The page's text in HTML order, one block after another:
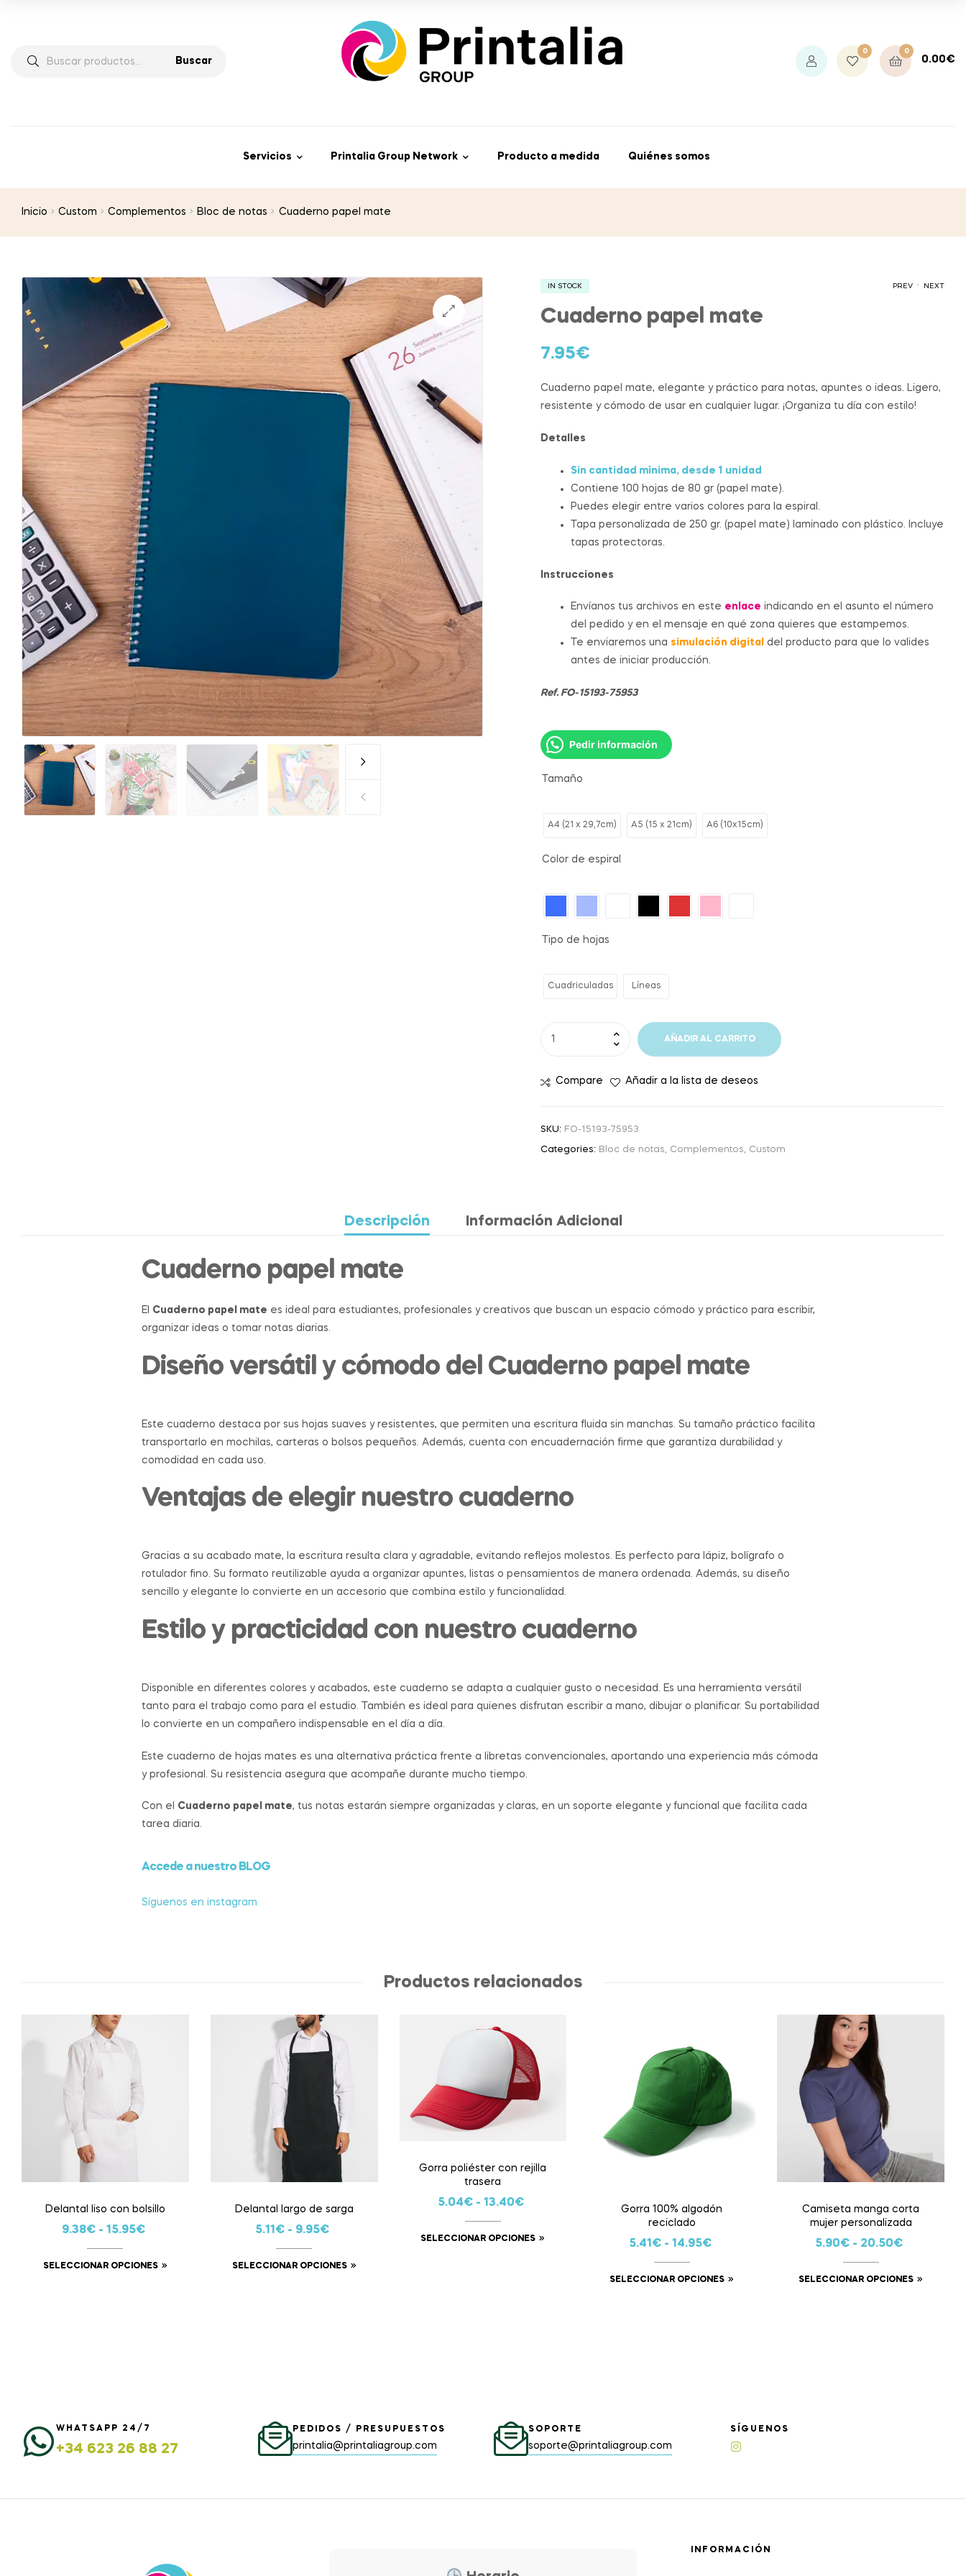
Buscar
0 0
0.00€
Servicios Printalia Group Network Producto a medida Quiénes somos
Inicio Custom Complementos Bloc de notas Cuaderno papel mate
PREV NEXT
IN STOCK
Cuaderno papel mate
7.95€
Cuaderno papel mate, elegante y práctico para notas, apuntes o ideas. Ligero,
resistente y cómodo de usar en cualquier lugar. ¡Organiza tu día con estilo!
Detalles
Sin cantidad mínima, desde 1 unidad
Contiene 100 hojas de 80 gr (papel mate).
Puedes elegir entre varios colores para la espiral.
Tapa personalizada de 250 gr. (papel mate) laminado con plástico. Incluye
tapas protectoras.
Instrucciones
Envíanos tus archivos en este enlace indicando en el asunto el número
del pedido y en el mensaje en qué zona quieres que estampemos.
Te enviaremos una simulación digital del producto para que lo valides
antes de iniciar producción.
Ref. FO-15193-75953
Pedir información
Tamaño
A4 (21 x 29,7cm) A5 (15 x 21cm) A6 (10x15cm)
Color de espiral
Tipo de hojas
Cuadriculadas Líneas
AÑADIR AL CARRITO
Compare Añadir a la lista de deseos
SKU: FO-15193-75953
Categories: Bloc de notas, Complementos, Custom
Descripción Información Adicional
Cuaderno papel mate
El Cuaderno papel mate es ideal para estudiantes, profesionales y creativos que buscan un espacio cómodo y práctico para escribir,
organizar ideas o tomar notas diarias.
Diseño versátil y cómodo del Cuaderno papel mate
Este cuaderno destaca por sus hojas suaves y resistentes, que permiten una escritura fluida sin manchas. Su tamaño práctico facilita
transportarlo en mochilas, carteras o bolsos pequeños. Además, cuenta con encuadernación firme que garantiza durabilidad y
comodidad en cada uso.
Ventajas de elegir nuestro cuaderno
Gracias a su acabado mate, la escritura resulta clara y agradable, evitando reflejos molestos. Es perfecto para lápiz, bolígrafo o
rotulador fino. Su formato reutilizable ayuda a organizar apuntes, listas o pensamientos de manera ordenada. Además, su diseño
sencillo y elegante lo convierte en un accesorio que combina estilo y funcionalidad.
Estilo y practicidad con nuestro cuaderno
Disponible en diferentes colores y acabados, este cuaderno se adapta a cualquier gusto o necesidad. Es una herramienta versátil
tanto para el trabajo como para el estudio. También es ideal para quienes disfrutan escribir a mano, dibujar o planificar. Su portabilidad
lo convierte en un compañero indispensable en el día a día.
Este cuaderno de hojas mates es una alternativa práctica frente a libretas convencionales, aportando una experiencia más cómoda
y profesional. Su resistencia asegura que acompañe durante mucho tiempo.
Con el Cuaderno papel mate, tus notas estarán siempre organizadas y claras, en un soporte elegante y funcional que facilita cada
tarea diaria.
Accede a nuestro BLOG
Síguenos en instagram
Productos relacionados
Delantal liso con bolsillo
9.38€- 15.95€
SELECCIONAR OPCIONES
Delantal largo de sarga
5.11€ - 9.95€
SELECCIONAR OPCIONES
Gorra poliéster con rejilla
trasera
5.04€ -13.40€
SELECCIONAR OPCIONES
Gorra 100% algodón
reciclado
5.41€- 14.95€
SELECCIONAR OPCIONES
Camiseta manga corta
mujer personalizada
5.90€ - 20.50€
SELECCIONAR OPCIONES
WHATSAPP 24/7
+34 623 26 88 27
PEDIDOS / PRESUPUESTOS
printalia@printaliagroup.com
SOPORTE
soporte@printaliagroup.com
SÍGUENOS
INFORMACIÓN